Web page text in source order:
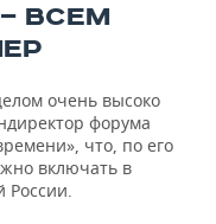
ВСЕМ
очень высоко
форума
что, по его
включать в
России.